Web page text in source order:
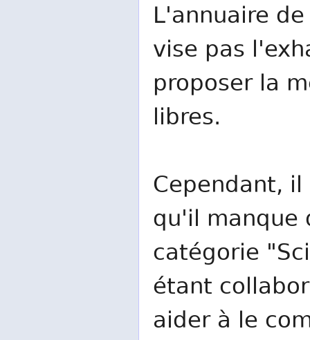
L'annuaire
vise pas
proposer la
libres.
Cependant,
qu'il manque
catégorie
étant
aider à le